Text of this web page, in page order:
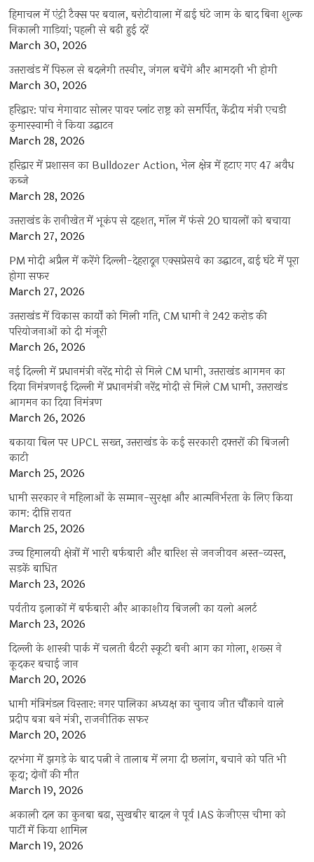
हिमाचल में एंट्री टैक्स पर बवाल, बरोटीवाला में ढाई घंटे जाम के बाद बिना शुल्क
निकाली गाड़ियां; पहली से बढ़ी हुई दरें
March 30, 2026
उत्तराखंड में पिरुल से बदलेगी तस्वीर, जंगल बचेंगे और आमदनी भी होगी
March 30, 2026
हरिद्वार: पांच मेगावाट सोलर पावर प्लांट राष्ट्र को समर्पित, केंद्रीय मंत्री एचडी
कुमारस्वामी ने किया उद्घाटन
March 28, 2026
हरिद्वार में प्रशासन का Bulldozer Action, भेल क्षेत्र में हटाए गए 47 अवैध
कब्जे
March 28, 2026
उत्तराखंड के रानीखेत में भूकंप से दहशत, मॉल में फंसे 20 घायलों को बचाया
March 27, 2026
PM मोदी अप्रैल में करेंगे दिल्ली-देहरादून एक्सप्रेसवे का उद्घाटन, ढाई घंटे में पूरा
होगा सफर
March 27, 2026
उत्तराखंड में विकास कार्यों को मिली गति, CM धामी ने 242 करोड़ की
परियोजनाओं को दी मंजूरी
March 26, 2026
नई दिल्ली में प्रधानमंत्री नरेंद्र मोदी से मिले CM धामी, उत्तराखंड आगमन का
दिया निमंत्रणनई दिल्ली में प्रधानमंत्री नरेंद्र मोदी से मिले CM धामी, उत्तराखंड
आगमन का दिया निमंत्रण
March 26, 2026
बकाया बिल पर UPCL सख्त, उत्तराखंड के कई सरकारी दफ्तरों की बिजली
काटी
March 25, 2026
धामी सरकार ने महिलाओं के सम्मान-सुरक्षा और आत्मनिर्भरता के लिए किया
काम: दीप्ति रावत
March 25, 2026
उच्च हिमालयी क्षेत्रों में भारी बर्फबारी और बारिश से जनजीवन अस्त-व्यस्त,
सड़कें बाधित
March 23, 2026
पर्वतीय इलाकों में बर्फबारी और आकाशीय बिजली का यलो अलर्ट
March 23, 2026
दिल्ली के शास्त्री पार्क में चलती बैटरी स्कूटी बनी आग का गोला, शख्स ने
कूदकर बचाई जान
March 20, 2026
धामी मंत्रिमंडल विस्तार: नगर पालिका अध्यक्ष का चुनाव जीत चौंकाने वाले
प्रदीप बत्रा बने मंत्री, राजनीतिक सफर
March 20, 2026
दरभंगा में झगड़े के बाद पत्नी ने तालाब में लगा दी छलांग, बचाने को पति भी
कूदा; दोनों की मौत
March 19, 2026
अकाली दल का कुनबा बढ़ा, सुखबीर बादल ने पूर्व IAS केजीएस चीमा को
पार्टी में किया शामिल
March 19, 2026